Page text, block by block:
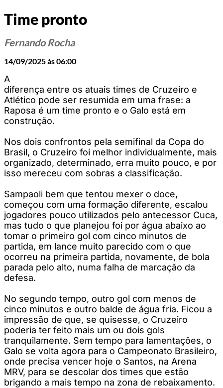
Time pronto
Fernando Rocha
14/09/2025 às 06:00
A
diferença entre os atuais times de Cruzeiro e
Atlético pode ser resumida em uma frase: a
Raposa é um time pronto e o Galo está em
construção.
Nos dois confrontos pela semifinal da Copa do
Brasil, o Cruzeiro foi melhor individualmente, mais
organizado, determinado, erra muito pouco, e por
isso mereceu com sobras a classificação.
Sampaoli bem que tentou mexer o doce,
começou com uma formação diferente, escalou
jogadores pouco utilizados pelo antecessor Cuca,
mas tudo o que planejou foi por água abaixo ao
tomar o primeiro gol com cinco minutos de
partida, em lance muito parecido com o que
ocorreu na primeira partida, novamente, de bola
parada pelo alto, numa falha de marcação da
defesa.
No segundo tempo, outro gol com menos de
cinco minutos e outro balde de água fria. Ficou a
impressão de que, se quisesse, o Cruzeiro
poderia ter feito mais um ou dois gols
tranquilamente. Sem tempo para lamentações, o
Galo se volta agora para o Campeonato Brasileiro,
onde precisa vencer hoje o Santos, na Arena
MRV, para se descolar dos times que estão
brigando a mais tempo na zona de rebaixamento.